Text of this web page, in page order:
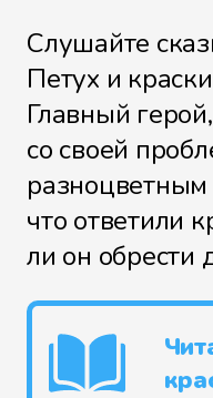
Слушайте
Петух и
Главный
со своей
разноцветным
что ответили
ли он обрести